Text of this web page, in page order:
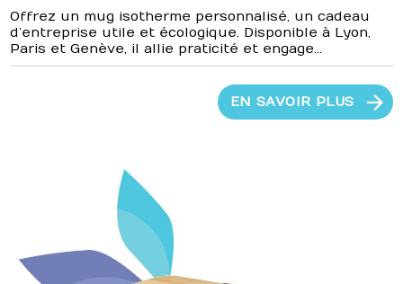
Offrez un mug isotherme personnalisé, un cadeau
d’entreprise utile et écologique. Disponible à Lyon,
Paris et Genève, il allie praticité et engage...
EN SAVOIR PLUS